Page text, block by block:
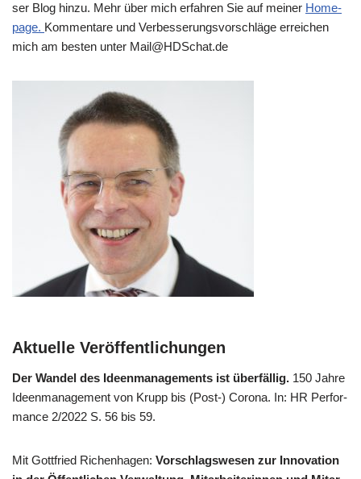
ser Blog hin­zu. Mehr über mich erfah­ren Sie auf mei­ner Home­
page. Kom­men­ta­re und Ver­bes­se­rungs­vor­schlä­ge errei­chen
mich am besten unter Mail@​HDSchat.​de
Aktuelle Veröffentlichungen
Der Wan­del des Ideen­ma­nage­ments ist über­fäl­lig. 150 Jah­re
Ideen­ma­nage­ment von Krupp bis (Post-) Coro­na. In: HR Per­for­
mance 2/​2022 S. 56 bis 59.
Mit Gott­fried Richen­ha­gen: Vor­schlags­we­sen zur Inno­va­ti­on